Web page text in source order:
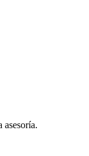
asesoría.